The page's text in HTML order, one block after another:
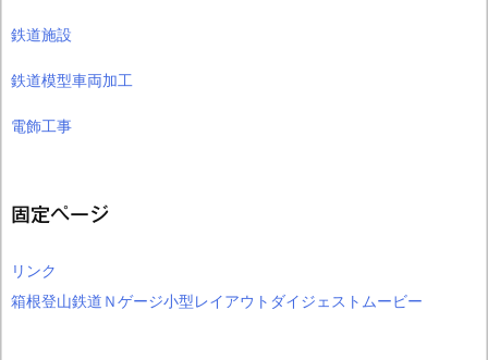
鉄道施設
鉄道模型車両加工
電飾工事
固定ページ
リンク
箱根登山鉄道Ｎゲージ小型レイアウトダイジェストムービー